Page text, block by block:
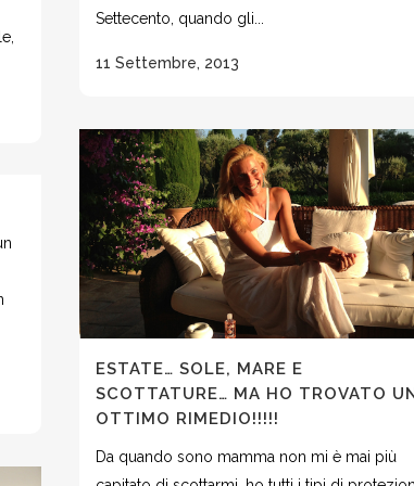
Settecento, quando gli...
11 Settembre, 2013
ESTATE… SOLE, MARE E
SCOTTATURE… MA HO TROVATO
OTTIMO RIMEDIO!!!!!
Da quando sono mamma non mi è mai più